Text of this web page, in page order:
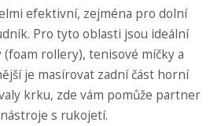
efektivní, zejména pro dolní
Pro tyto oblasti jsou ideální
rollery), tenisové míčky a
je masírovat zadní část horní
krku, zde vám pomůže partner
s rukojetí.